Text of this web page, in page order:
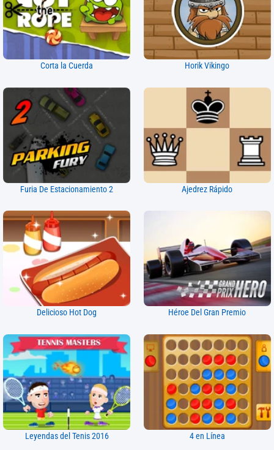
Corta la Cuerda Horik Vikingo
Furia De Estacionamiento 2 Ajedrez Rápido
Delicioso Hot Dog Héroe Del Gran Premio
Leyendas del Tenis 2016 4 en Línea